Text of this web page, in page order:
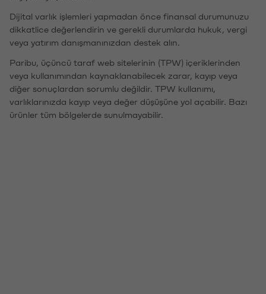
Dijital varlık işlemleri yapmadan önce finansal durumunuzu
dikkatlice değerlendirin ve gerekli durumlarda hukuk, vergi
veya yatırım danışmanınızdan destek alın.
Paribu, üçüncü taraf web sitelerinin (TPW) içeriklerinden
veya kullanımından kaynaklanabilecek zarar, kayıp veya
diğer sonuçlardan sorumlu değildir. TPW kullanımı,
varlıklarınızda kayıp veya değer düşüşüne yol açabilir. Bazı
ürünler tüm bölgelerde sunulmayabilir.